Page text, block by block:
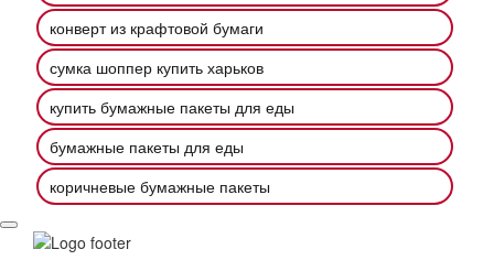
конверт из крафтовой бумаги
сумка шоппер купить харьков
купить бумажные пакеты для еды
бумажные пакеты для еды
коричневые бумажные пакеты